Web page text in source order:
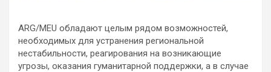
ARG/MEU обладают целым рядом возможностей,
необходимых для устранения региональной
нестабильности, реагирования на возникающие
угрозы, оказания гуманитарной поддержки, а в случае